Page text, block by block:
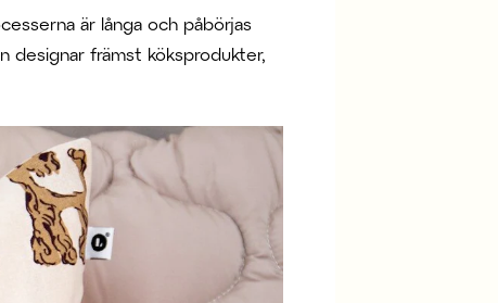
är långa och påbörjas
designar främst köksprodukter,